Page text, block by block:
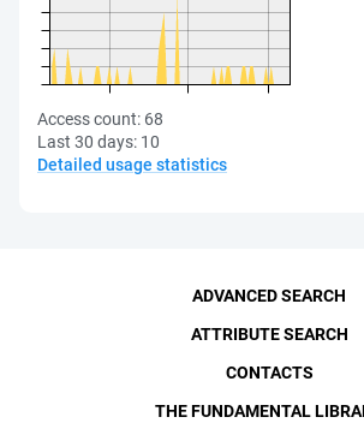
Access count: 68
Last 30 days: 10
Detailed usage statistics
ADVANCED SEARCH
ATTRIBUTE SEARCH
CONTACTS
THE FUNDAMENTAL